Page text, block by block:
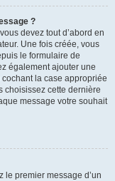
?
devez tout d’abord en
Une fois créée, vous
le formulaire de
également ajouter une
la case appropriée
choisissez cette dernière
message votre souhait
le premier message d’un